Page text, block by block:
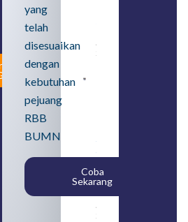
yang
telah
disesuaikan
dengan
kebutuhan
pejuang
RBB
BUMN
Coba
Sekarang
August 6,
2026
SMA
Syarat,
Posisi,
dan
Cara
Daftar
August 5,
2026